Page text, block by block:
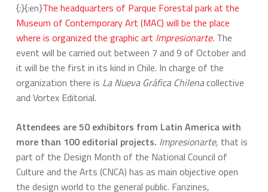
{:}{:en}The headquarters of Parque Forestal park at the
Museum of Contemporary Art (MAC) will be the place
where is organized the graphic art Impresionarte. The
event will be carried out between 7 and 9 of October and
it will be the first in its kind in Chile. In charge of the
organization there is La Nueva Gráfica Chilenacollective
and Vortex Editorial.
Attendees are 50 exhibitors from Latin America with
more than 100 editorial projects. Impresionarte, that is
part of the Design Month of the National Council of
Culture and the Arts (CNCA) has as main objective open
the design world to the general public. Fanzines,